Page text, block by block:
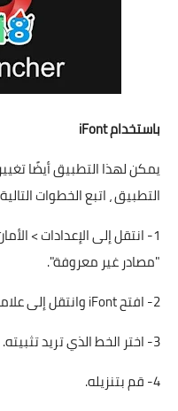
باستخدام iFont
يمكن لهذا التطبيق أيضًا
التطبيق ، اتبع الخطوات
1- انتقل إلى الإعدادات >
"مصادر غير معروفة".
2- افتح iFont وانتقل إلى علامة التبويب Online .
3- اختر الخط الذي تريد تثبيته.
4- قم بتنزيله.